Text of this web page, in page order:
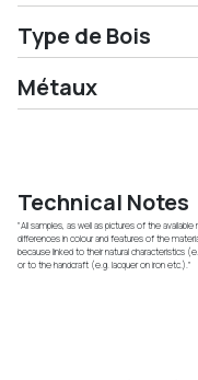
Type de Bois
Métaux
Technical Notes
"All samples, as well as pictures of the
differences in colour and features of the
because linked to their natural characteristics
or to the handcraft (e.g. lacquer on iron etc.)."